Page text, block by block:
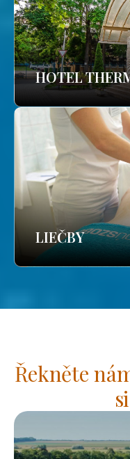
HOTEL
LIEČBY
Řekněte